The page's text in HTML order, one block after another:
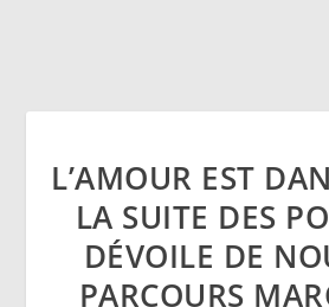
L’AMOUR EST
LA SUITE DES
DÉVOILE DE
PARCOURS